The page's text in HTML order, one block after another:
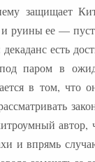
защищает
руины ее —
есть
паром в
в том, что
и впрямь